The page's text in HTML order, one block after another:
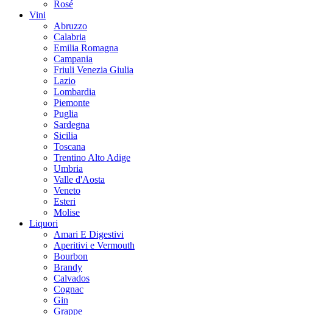
Rosé
Vini
Abruzzo
Calabria
Emilia Romagna
Campania
Friuli Venezia Giulia
Lazio
Lombardia
Piemonte
Puglia
Sardegna
Sicilia
Toscana
Trentino Alto Adige
Umbria
Valle d'Aosta
Veneto
Esteri
Molise
Liquori
Amari E Digestivi
Aperitivi e Vermouth
Bourbon
Brandy
Calvados
Cognac
Gin
Grappe